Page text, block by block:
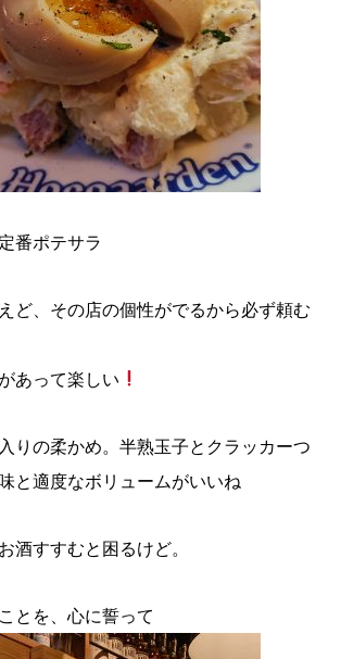
番ポテサラ
ど、その店の個性がでるから必ず頼む
あって楽しい
りの柔かめ。半熟玉子とクラッカーつ
と適度なボリュームがいいね
酒すすむと困るけど。
とを、心に誓って